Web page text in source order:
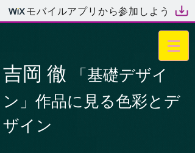
モバイルアプリから参加しよう
吉岡 徹
「基礎デザイ
ン」作品に見る色彩とデ
ザイン